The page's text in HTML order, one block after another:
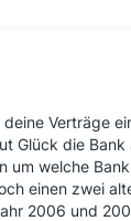
Verträge
Glück die
um welche
einen zwei
2006 und